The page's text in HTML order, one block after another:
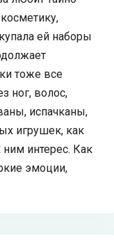
ей наборы
тоже все
ног, волос,
испачканы,
игрушек, как
ним интерес. Как
эмоции,